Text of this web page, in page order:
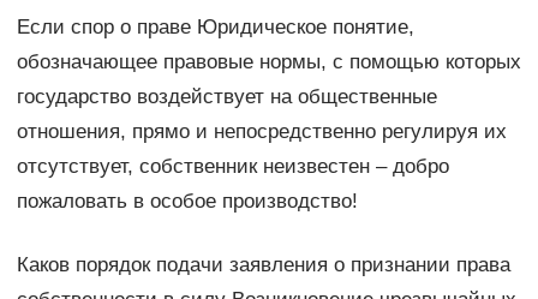
Если спор о праве Юридическое понятие,
обозначающее правовые нормы, с помощью которых
государство воздействует на общественные
отношения, прямо и непосредственно регулируя их
отсутствует, собственник неизвестен – добро
пожаловать в особое производство!
Каков порядок подачи заявления о признании права